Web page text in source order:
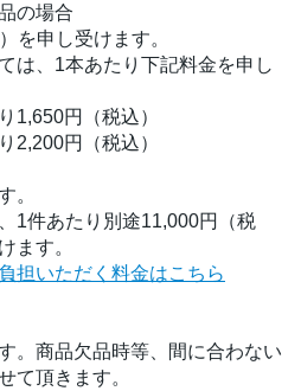
の場合
を申し受けます。
は、1本あたり下記料金を申し
1,650円（税込）
2,200円（税込）
。
1件あたり別途11,000円（税
ます。
担いただく料金はこちら
。商品欠品時等、間に合わない
て頂きます。